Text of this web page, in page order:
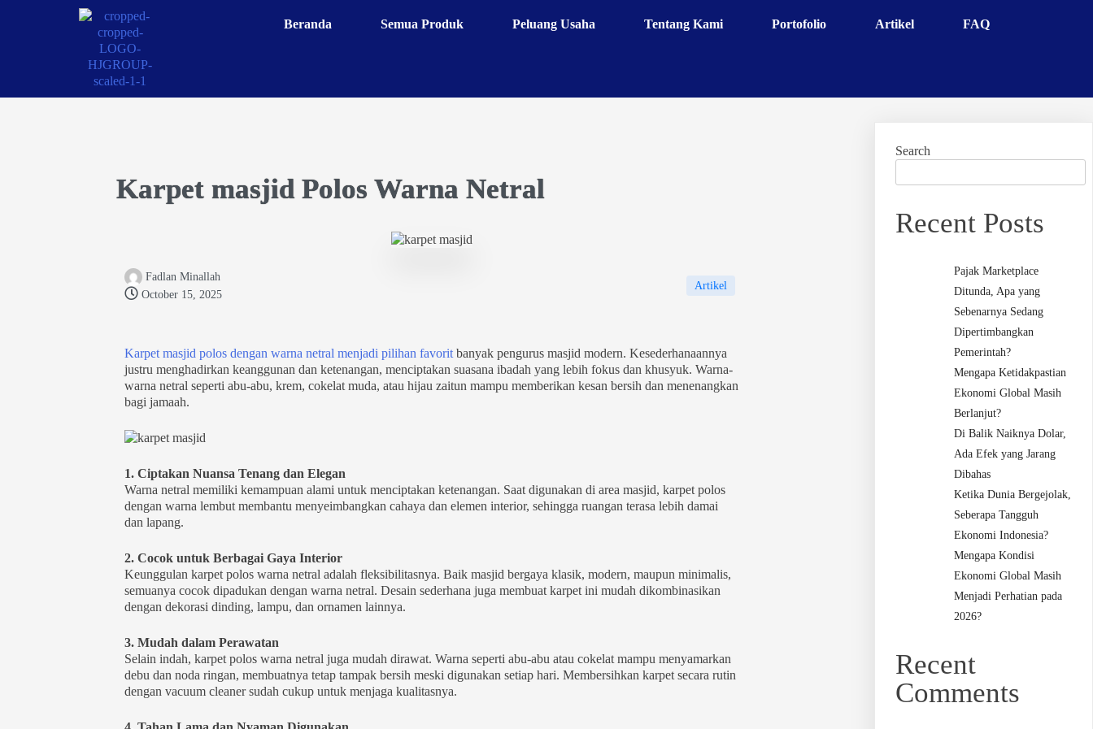
Beranda Semua Produk Peluang Usaha Tentang Kami Portofolio Artikel FAQ
Karpet masjid Polos Warna Netral
Fadlan Minallah
October 15, 2025
Artikel
Karpet masjid polos dengan warna netral menjadi pilihan favoritbanyak pengurus masjid modern. Kesederhanaannya
justru menghadirkan keanggunan dan ketenangan, menciptakan suasana ibadah yang lebih fokus dan khusyuk. Warna-
warna netral seperti abu-abu, krem, cokelat muda, atau hijau zaitun mampu memberikan kesan bersih dan menenangkan
bagi jamaah.
1. Ciptakan Nuansa Tenang dan Elegan
Warna netral memiliki kemampuan alami untuk menciptakan ketenangan. Saat digunakan di area masjid, karpet polos
dengan warna lembut membantu menyeimbangkan cahaya dan elemen interior, sehingga ruangan terasa lebih damai
dan lapang.
2. Cocok untuk Berbagai Gaya Interior
Keunggulan karpet polos warna netral adalah fleksibilitasnya. Baik masjid bergaya klasik, modern, maupun minimalis,
semuanya cocok dipadukan dengan warna netral. Desain sederhana juga membuat karpet ini mudah dikombinasikan
dengan dekorasi dinding, lampu, dan ornamen lainnya.
3. Mudah dalam Perawatan
Selain indah, karpet polos warna netral juga mudah dirawat. Warna seperti abu-abu atau cokelat mampu menyamarkan
debu dan noda ringan, membuatnya tetap tampak bersih meski digunakan setiap hari. Membersihkan karpet secara rutin
dengan vacuum cleaner sudah cukup untuk menjaga kualitasnya.
Search
Recent Posts
Pajak Marketplace
Ditunda, Apa yang
Sebenarnya Sedang
Dipertimbangkan
Pemerintah?
Mengapa Ketidakpastian
Ekonomi Global Masih
Berlanjut?
Di Balik Naiknya Dolar,
Ada Efek yang Jarang
Dibahas
Ketika Dunia Bergejolak,
Seberapa Tangguh
Ekonomi Indonesia?
Mengapa Kondisi
Ekonomi Global Masih
Menjadi Perhatian pada
2026?
Recent
Comments